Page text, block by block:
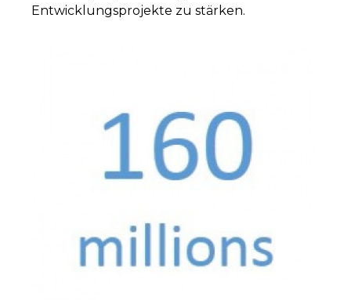
Entwicklungsprojekte zu stärken.